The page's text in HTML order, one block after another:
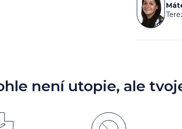
není utopie, ale